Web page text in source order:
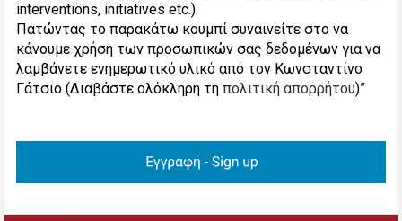
interventions, initiatives etc.)
Πατώντας το παρακάτω κουμπί συναινείτε στο να
κάνουμε χρήση των προσωπικών σας δεδομένων για να
λαμβάνετε ενημερωτικό υλικό από τον Κωνσταντίνο
Γάτσιο (Διαβάστε ολόκληρη τηπολιτική απορρήτου)”